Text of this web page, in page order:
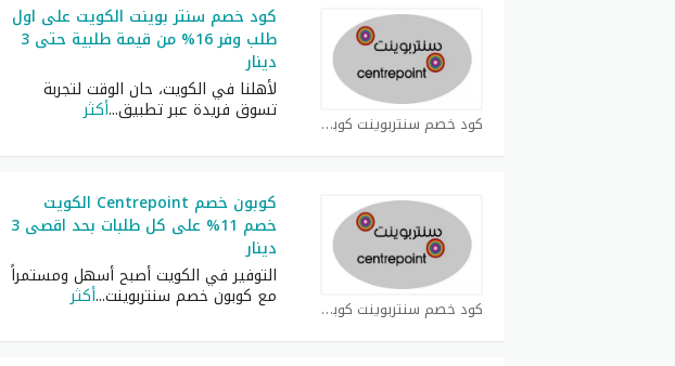
كود خصم سنتربوينت كوبون
كود خصم سنتر بوينت الكويت على اول
طلب وفر 16% من قيمة طلبية حتى 3
دينار
لأهلنا في الكويت، حان الوقت لتجربة
تسوق فريدة عبر تطبيق...أكثر
كود خصم سنتربوينت كوبون
كوبون خصم Centrepoint الكويت
خصم 11% على كل طلبات بحد اقصى 3
دينار
التوفير في الكويت أصبح أسهل ومستمراً
مع كوبون خصم سنتربوينت...أكثر